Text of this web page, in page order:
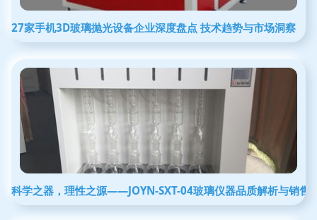
27家手机3D玻璃抛光设备企业深度盘点 技术趋势与市场洞察
科学之器，理性之源——JOYN-SXT-04玻璃仪器品质解析与销售